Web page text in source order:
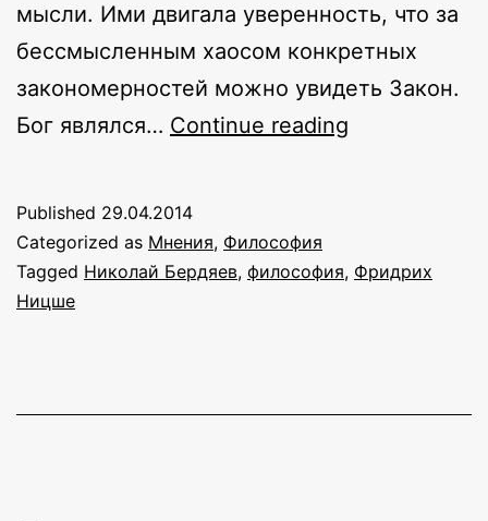
мысли. Ими двигала уверенность, что за
бессмысленным хаосом конкретных
закономерностей можно увидеть Закон.
Бог являлся… Continue reading
Published 29.04.2014
Categorized as Мнения, Философия
Tagged Николай Бердяев, философия, Фридрих
Ницше